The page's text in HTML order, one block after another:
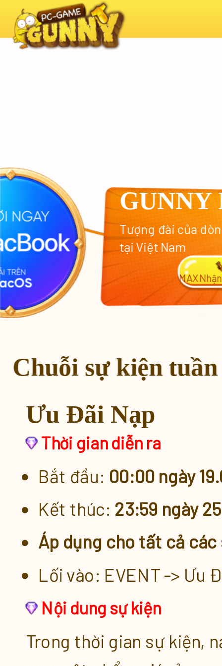
GUNNY
Tượng đài của
tại Việt Nam
MAX
Chuỗi sự kiện
Khuyến Mãi 200% Xu
KM Xu x5.5 [21.03 - 22.03]
Khuyến Mãi Lên Đến x3 Xu
Quà Tặng Nạp Xu Tích Lũy
Nạp Xu Tích Lũy 3 Chọn 1
Quà Nạp Mỗi Ngày
Tiêu Xu Tích Lũy
Ưu Đãi Nạp
Thời gian diễn ra
Bắt đầu: 00:00 ngày
Kết thúc: 23:59 ngày
Áp dụng cho tất cả
Lối vào: EVENT -> Ưu
Nội dung sự kiện
Trong thời gian sự kiện,